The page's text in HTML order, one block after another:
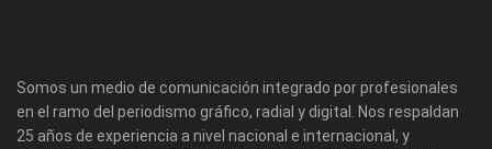
Somos un medio de comunicación integrado por profesionales
en el ramo del periodismo gráfico, radial y digital. Nos respaldan
25 años de experiencia a nivel nacional e internacional, y